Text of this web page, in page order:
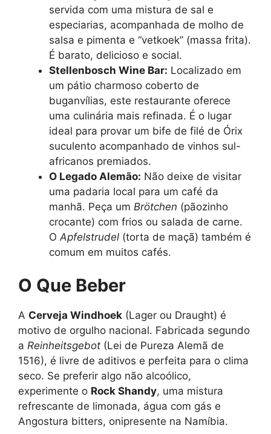
servida com uma mistura de sal e
especiarias, acompanhada de molho de
salsa e pimenta e “vetkoek” (massa frita).
É barato, delicioso e social.
Stellenbosch Wine Bar: Localizado em
um pátio charmoso coberto de
buganvílias, este restaurante oferece
uma culinária mais refinada. É o lugar
ideal para provar um bife de filé de Órix
suculento acompanhado de vinhos sul-
africanos premiados.
O Legado Alemão: Não deixe de visitar
uma padaria local para um café da
manhã. Peça um Brötchen (pãozinho
crocante) com frios ou salada de carne.
O Apfelstrudel (torta de maçã) também é
comum em muitos cafés.
O Que Beber
A Cerveja Windhoek (Lager ou Draught) é
motivo de orgulho nacional. Fabricada segundo
a Reinheitsgebot (Lei de Pureza Alemã de
1516), é livre de aditivos e perfeita para o clima
seco. Se preferir algo não alcoólico,
experimente o Rock Shandy, uma mistura
refrescante de limonada, água com gás e
Angostura bitters, onipresente na Namíbia.